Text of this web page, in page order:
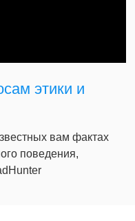
этики и
вам фактах
поведения,